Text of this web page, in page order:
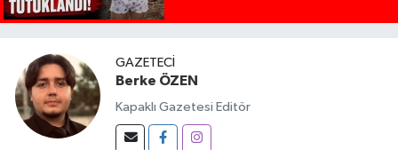
GAZETECI
Berke ÖZEN
Kapaklı Gazetesi Editör